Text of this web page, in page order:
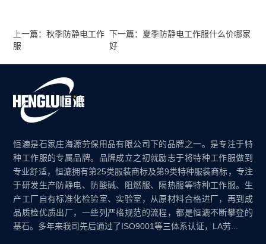
上一篇：秋季防静电工作
服
下一篇：夏季防静电工作服什么价哪家
好
恒漉是石家庄海源劳保用品有限公司下的品牌之一。是专注于特
种工作服的专属品牌。品牌成立之初就励志于将特种工作服做到
专业舒适，恒漉拥有第25类服装商标及第9类特种服装商标，专注
于研发生产防静电、防酸碱、阻燃服、隔热服等特种工作服。生
产工厂自有标准化检验室、实验室，从原材料合格进厂，再到成
品质检优质出厂，一些列严格规范的流程，都是恒漉不断攀登的
基石。多年来我司先后通过了ISO9001等三体系认证，LA劳...